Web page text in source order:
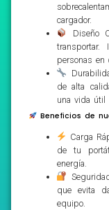
cargador.
Diseño
transportar.
personas en
de alta
una vida útil
Beneficios de
Carga
de tu
energía.
que evita
equipo.